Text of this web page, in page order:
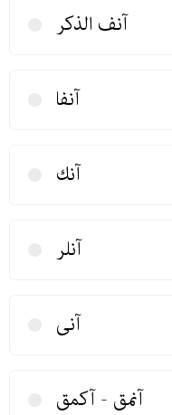
آنف الذكر
آنفا
آنك
آنلر
آنی
آنمق - آكمق